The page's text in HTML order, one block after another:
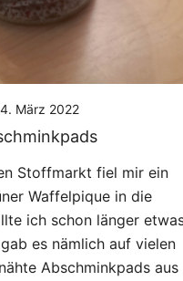
März 2022
Stoffmarkt fiel mir ein
Waffelpique in die
ich schon länger
es nämlich auf vielen
Abschminkpads aus